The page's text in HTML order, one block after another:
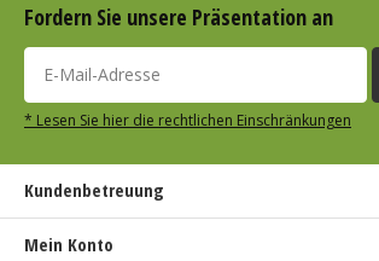
Fordern Sie unsere Präsentation an
* Lesen Sie hier die rechtlichen Einschränkungen
Kundenbetreuung
Mein Konto